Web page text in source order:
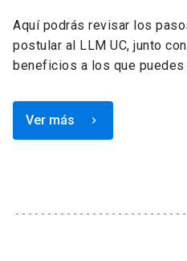
Aquí podrás revisar los
postular al LLM UC, junto
beneficios a los que puedes
Ver más keyboard_arrow_right